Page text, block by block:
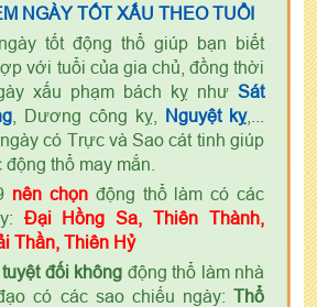
NGÀY TỐT XẤU THEO TUỔI
tốt động thổ giúp bạn biết
với tuổi của gia chủ, đồng thời
xấu phạm bách kỵ như Sát
, Dương công kỵ, Nguyệt kỵ,...
có Trực và Sao cát tinh giúp
thổ may mắn.
nên chọn động thổ làm có các
Đại Hồng Sa, Thiên Thành,
Thần, Thiên Hỷ
tuyệt đối không động thổ làm nhà
có các sao chiếu ngày: Thổ